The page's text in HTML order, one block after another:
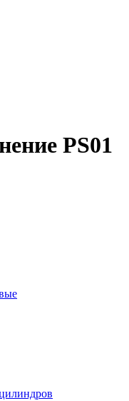
PS01